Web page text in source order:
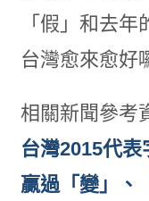
「假」和去
台灣愈來愈好
相關新聞參考
台灣2015代表
贏過「變」